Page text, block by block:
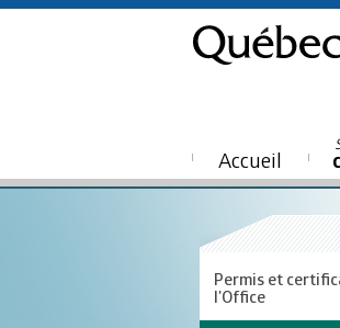
Accueil
Permis et
l'Office